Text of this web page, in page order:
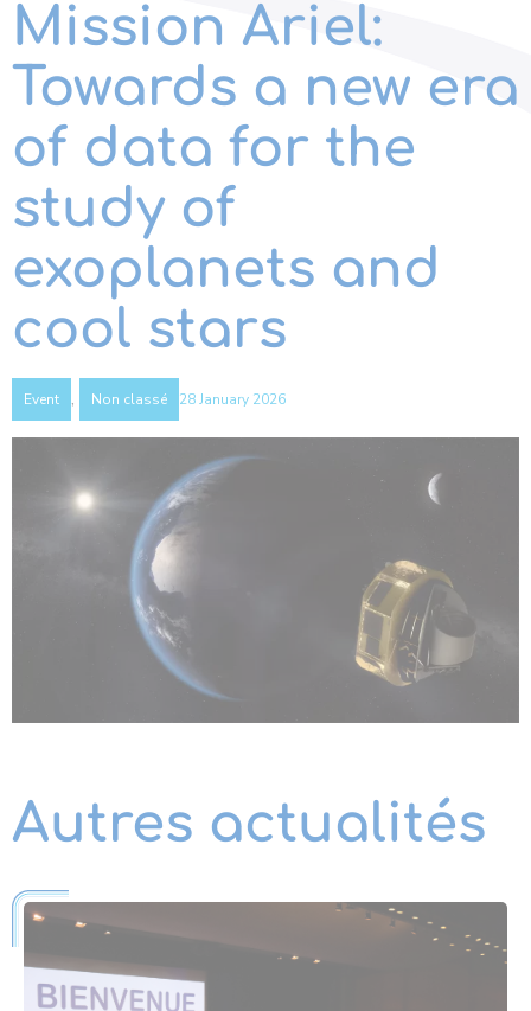
Mission Ariel:
Towards a new era
of data for the
study of
exoplanets and
cool stars
Event , Non classé 28 January 2026
Autres actualités